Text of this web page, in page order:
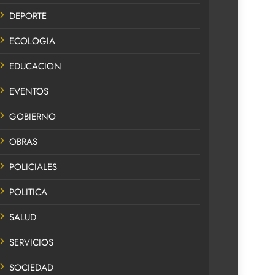
DEPORTE
ECOLOGIA
EDUCACION
EVENTOS
GOBIERNO
OBRAS
POLICIALES
POLITICA
SALUD
SERVICIOS
SOCIEDAD